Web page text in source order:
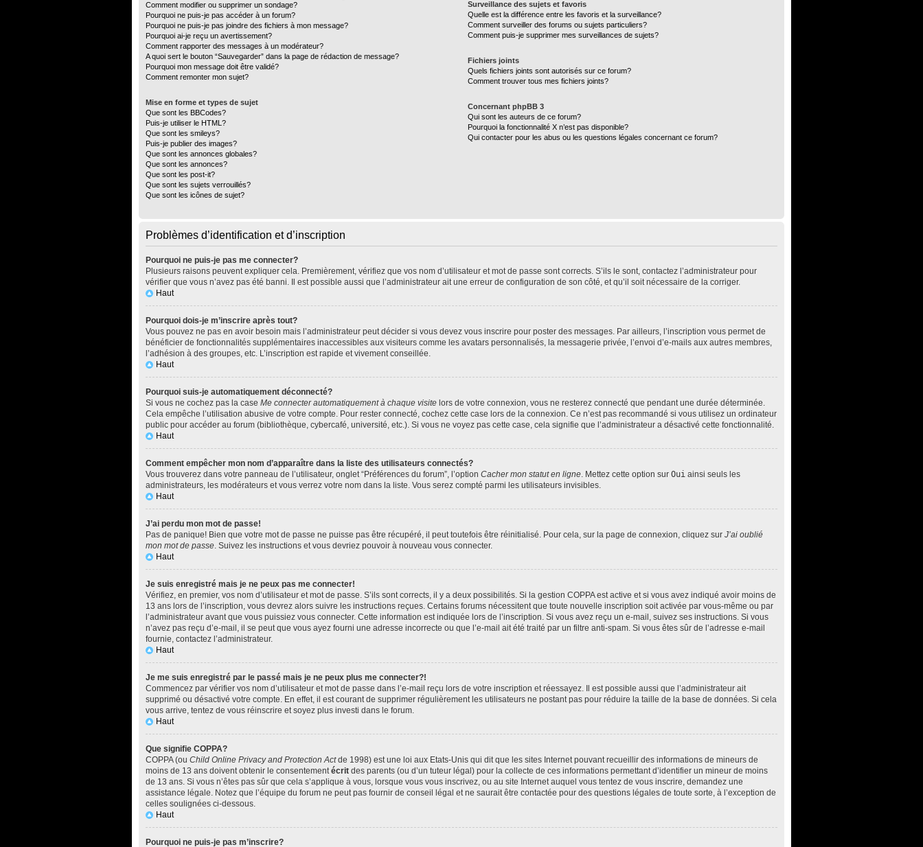
Comment modifier ou supprimer un sondage?
Pourquoi ne puis-je pas accéder à un forum?
Pourquoi ne puis-je pas joindre des fichiers à mon message?
Pourquoi ai-je reçu un avertissement?
Comment rapporter des messages à un modérateur?
A quoi sert le bouton “Sauvegarder” dans la page de rédaction de message?
Pourquoi mon message doit être validé?
Comment remonter mon sujet?
Mise en forme et types de sujet
Que sont les BBCodes?
Puis-je utiliser le HTML?
Que sont les smileys?
Puis-je publier des images?
Que sont les annonces globales?
Que sont les annonces?
Que sont les post-it?
Que sont les sujets verrouillés?
Que sont les icônes de sujet?
Surveillance des sujets et favoris
Quelle est la différence entre les favoris et la surveillance?
Comment surveiller des forums ou sujets particuliers?
Comment puis-je supprimer mes surveillances de sujets?
Fichiers joints
Quels fichiers joints sont autorisés sur ce forum?
Comment trouver tous mes fichiers joints?
Concernant phpBB 3
Qui sont les auteurs de ce forum?
Pourquoi la fonctionnalité X n’est pas disponible?
Qui contacter pour les abus ou les questions légales concernant ce forum?
Problèmes d’identification et d’inscription
Pourquoi ne puis-je pas me connecter?
Plusieurs raisons peuvent expliquer cela. Premièrement, vérifiez que vos nom d’utilisateur et mot de passe sont corrects. S’ils le sont, contactez l’administrateur pour
vérifier que vous n’avez pas été banni. Il est possible aussi que l’administrateur ait une erreur de configuration de son côté, et qu’il soit nécessaire de la corriger.
Haut
Pourquoi dois-je m’inscrire après tout?
Vous pouvez ne pas en avoir besoin mais l’administrateur peut décider si vous devez vous inscrire pour poster des messages. Par ailleurs, l’inscription vous permet de
bénéficier de fonctionnalités supplémentaires inaccessibles aux visiteurs comme les avatars personnalisés, la messagerie privée, l’envoi d’e-mails aux autres membres,
l’adhésion à des groupes, etc. L’inscription est rapide et vivement conseillée.
Haut
Pourquoi suis-je automatiquement déconnecté?
Si vous ne cochez pas la case Me connecter automatiquement à chaque visite lors de votre connexion, vous ne resterez connecté que pendant une durée déterminée.
Cela empêche l’utilisation abusive de votre compte. Pour rester connecté, cochez cette case lors de la connexion. Ce n’est pas recommandé si vous utilisez un ordinateur
public pour accéder au forum (bibliothèque, cybercafé, université, etc.). Si vous ne voyez pas cette case, cela signifie que l’administrateur a désactivé cette fonctionnalité.
Haut
Comment empêcher mon nom d’apparaître dans la liste des utilisateurs connectés?
Vous trouverez dans votre panneau de l’utilisateur, onglet “Préférences du forum”, l’option Cacher mon statut en ligne. Mettez cette option sur Oui ainsi seuls les
administrateurs, les modérateurs et vous verrez votre nom dans la liste. Vous serez compté parmi les utilisateurs invisibles.
Haut
J’ai perdu mon mot de passe!
Pas de panique! Bien que votre mot de passe ne puisse pas être récupéré, il peut toutefois être réinitialisé. Pour cela, sur la page de connexion, cliquez sur J’ai oublié
mon mot de passe. Suivez les instructions et vous devriez pouvoir à nouveau vous connecter.
Haut
Je suis enregistré mais je ne peux pas me connecter!
Vérifiez, en premier, vos nom d’utilisateur et mot de passe. S’ils sont corrects, il y a deux possibilités. Si la gestion COPPA est active et si vous avez indiqué avoir moins de
13 ans lors de l’inscription, vous devrez alors suivre les instructions reçues. Certains forums nécessitent que toute nouvelle inscription soit activée par vous-même ou par
l’administrateur avant que vous puissiez vous connecter. Cette information est indiquée lors de l’inscription. Si vous avez reçu un e-mail, suivez ses instructions. Si vous
n’avez pas reçu d’e-mail, il se peut que vous ayez fourni une adresse incorrecte ou que l’e-mail ait été traité par un filtre anti-spam. Si vous êtes sûr de l’adresse e-mail
fournie, contactez l’administrateur.
Haut
Je me suis enregistré par le passé mais je ne peux plus me connecter?!
Commencez par vérifier vos nom d’utilisateur et mot de passe dans l’e-mail reçu lors de votre inscription et réessayez. Il est possible aussi que l’administrateur ait
supprimé ou désactivé votre compte. En effet, il est courant de supprimer régulièrement les utilisateurs ne postant pas pour réduire la taille de la base de données. Si cela
vous arrive, tentez de vous réinscrire et soyez plus investi dans le forum.
Haut
Que signifie COPPA?
COPPA (ou Child Online Privacy and Protection Actde 1998) est une loi aux Etats-Unis qui dit que les sites Internet pouvant recueillir des informations de mineurs de
moins de 13 ans doivent obtenir le consentementécrit des parents (ou d’un tuteur légal) pour la collecte de ces informations permettant d’identifier un mineur de moins
de 13 ans. Si vous n’êtes pas sûr que cela s’applique à vous, lorsque vous vous inscrivez, ou au site Internet auquel vous tentez de vous inscrire, demandez une
assistance légale. Notez que l’équipe du forum ne peut pas fournir de conseil légal et ne saurait être contactée pour des questions légales de toute sorte, à l’exception de
celles soulignées ci-dessous.
Haut
Pourquoi ne puis-je pas m’inscrire?